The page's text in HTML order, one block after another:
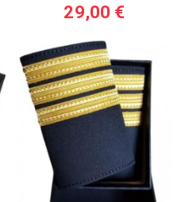
29,00 €